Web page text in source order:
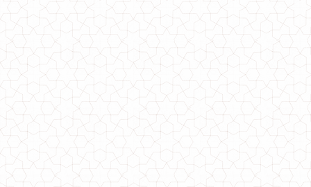
Модне жіноче пончо великого розміру з капюшоном
1170.00грн.